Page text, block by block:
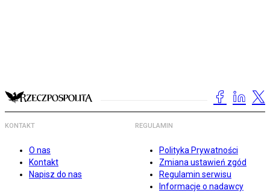
KONTAKT
O nas
Kontakt
Napisz do nas
REGULAMIN
Polityka Prywatności
Zmiana ustawień zgód
Regulamin serwisu
Informacje o nadawcy